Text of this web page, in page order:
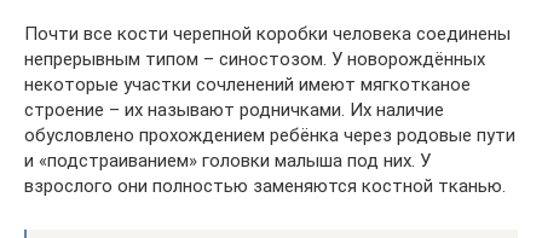
Почти все кости черепной коробки человека соединены
непрерывным типом – синостозом. У новорождённых
некоторые участки сочленений имеют мягкотканое
строение – их называют родничками. Их наличие
обусловлено прохождением ребёнка через родовые пути
и «подстраиванием» головки малыша под них. У
взрослого они полностью заменяются костной тканью.